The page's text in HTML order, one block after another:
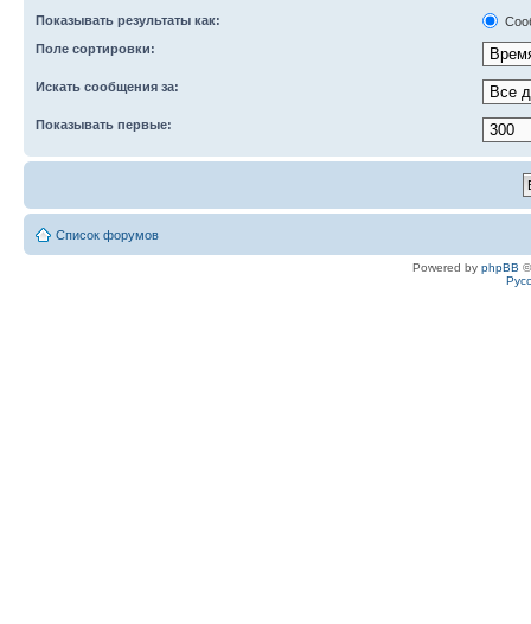
Показывать результаты как:
Поле сортировки:
Искать сообщения за:
Показывать первые:
Список форумов
Powered by phpBB